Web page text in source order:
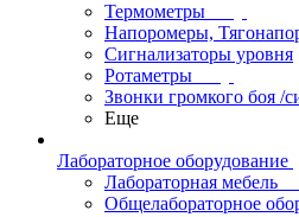
Термометры
Напоромеры,
Сигнализаторы уровня
Ротаметры
Звонки громкого боя /
Еще
Лабораторное оборудование
Лабораторная мебель
Общелабораторное